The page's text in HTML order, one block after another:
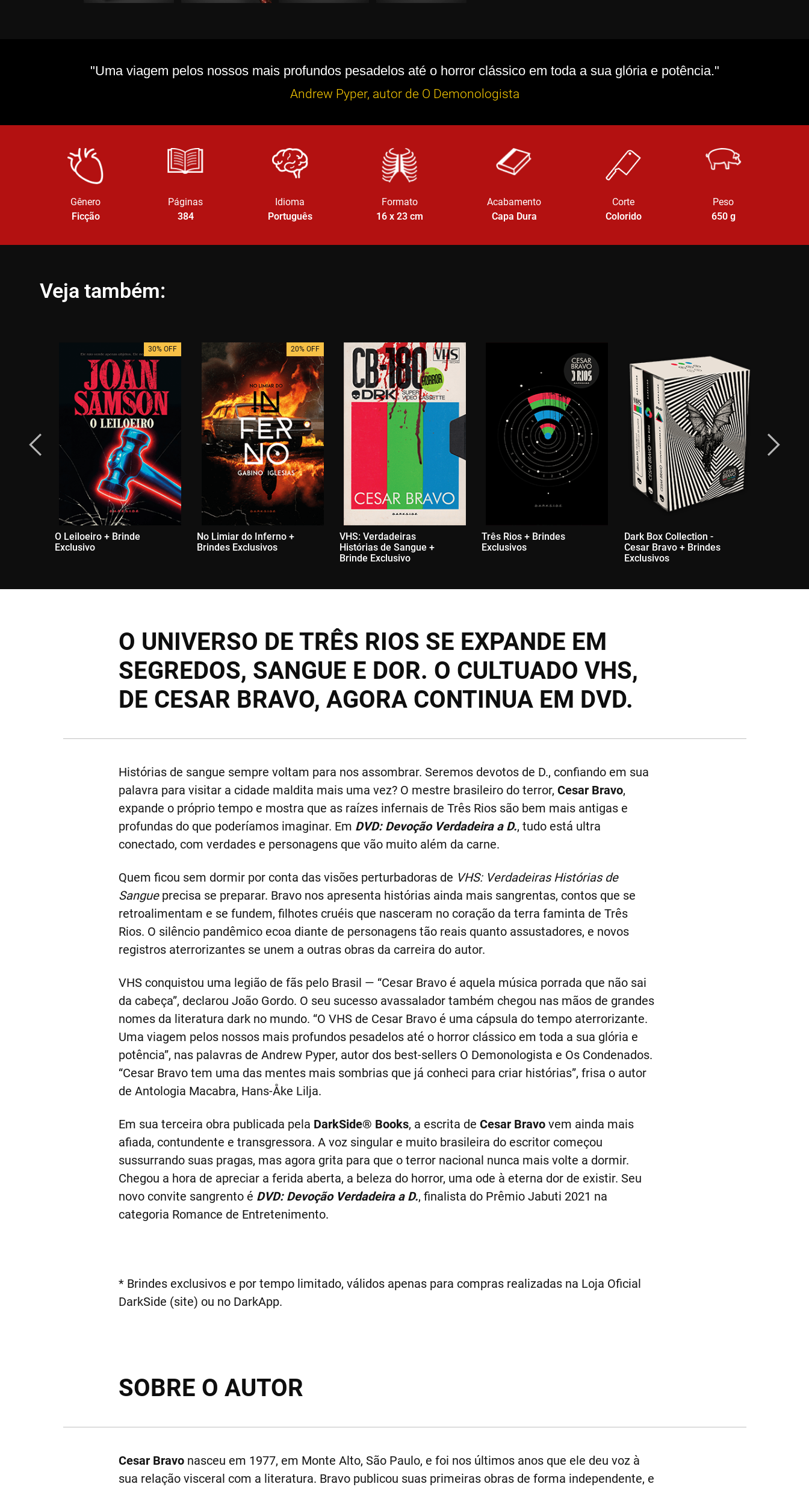
"Uma viagem pelos nossos mais profundos pesadelos até o horror clássico em toda a sua glória e potência."
Andrew Pyper, autor de O Demonologista
Gênero
Ficção
Páginas
384
Idioma
Português
Formato
16 x 23cm
Acabamento
Capa Dura
Corte
Colorido
Peso
650g
Veja também:
30% OFF
O Leiloeiro + Brinde
Exclusivo
20% OFF
No Limiar do Inferno +
Brindes Exclusivos
VHS: Verdadeiras
Histórias de Sangue +
Brinde Exclusivo
Três Rios + Brindes
Exclusivos
Dark Box Collection -
Cesar Bravo + Brindes
Exclusivos
O UNIVERSO DE TRÊS RIOS SE EXPANDE EM
SEGREDOS, SANGUE E DOR. O CULTUADO VHS,
DE CESAR BRAVO, AGORA CONTINUA EM DVD.
Histórias de sangue sempre voltam para nos assombrar. Seremos devotos de D., confiando em sua
palavra para visitar a cidade maldita mais uma vez? O mestre brasileiro do terror, Cesar Bravo,
expande o próprio tempo e mostra que as raízes infernais de Três Rios são bem mais antigas e
profundas do que poderíamos imaginar. Em DVD: Devoção Verdadeira a D., tudo está ultra
conectado, com verdades e personagens que vão muito além da carne.
Quem ficou sem dormir por conta das visões perturbadoras de VHS: Verdadeiras Histórias de
Sangueprecisa se preparar. Bravo nos apresenta histórias ainda mais sangrentas, contos que se
retroalimentam e se fundem, filhotes cruéis que nasceram no coração da terra faminta de Três
Rios. O silêncio pandêmico ecoa diante de personagens tão reais quanto assustadores, e novos
registros aterrorizantes se unem a outras obras da carreira do autor.
VHS conquistou uma legião de fãs pelo Brasil — “Cesar Bravo é aquela música porrada que não sai
da cabeça”, declarou João Gordo. O seu sucesso avassalador também chegou nas mãos de grandes
nomes da literatura dark no mundo. “O VHS de Cesar Bravo é uma cápsula do tempo aterrorizante.
Uma viagem pelos nossos mais profundos pesadelos até o horror clássico em toda a sua glória e
potência”, nas palavras de Andrew Pyper, autor dos best-sellers O Demonologista e Os Condenados.
“Cesar Bravo tem uma das mentes mais sombrias que já conheci para criar histórias”, frisa o autor
de Antologia Macabra, Hans-Åke Lilja.
Em sua terceira obra publicada pela DarkSide® Books, a escrita de Cesar Bravovem ainda mais
afiada, contundente e transgressora. A voz singular e muito brasileira do escritor começou
sussurrando suas pragas, mas agora grita para que o terror nacional nunca mais volte a dormir.
Chegou a hora de apreciar a ferida aberta, a beleza do horror, uma ode à eterna dor de existir. Seu
novo convite sangrento é DVD: Devoção Verdadeira a D., finalista do Prêmio Jabuti 2021 na
categoria Romance de Entretenimento.
* Brindes exclusivos e por tempo limitado, válidos apenas para compras realizadas na Loja Oficial
DarkSide (site) ou no DarkApp.
SOBRE O AUTOR
Cesar Bravonasceu em 1977, em Monte Alto, São Paulo, e foi nos últimos anos que ele deu voz à
sua relação visceral com a literatura. Bravo publicou suas primeiras obras de forma independente, e